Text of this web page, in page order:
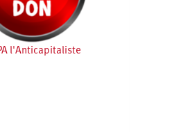
l'Anticapitaliste